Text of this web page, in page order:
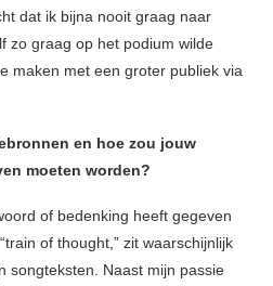
dat ik bijna nooit graag naar
zo graag op het podium wilde
maken met een groter publiek via
en hoe zou jouw
moeten worden?
of bedenking heeft gegeven
of thought,” zit waarschijnlijk
songteksten. Naast mijn passie